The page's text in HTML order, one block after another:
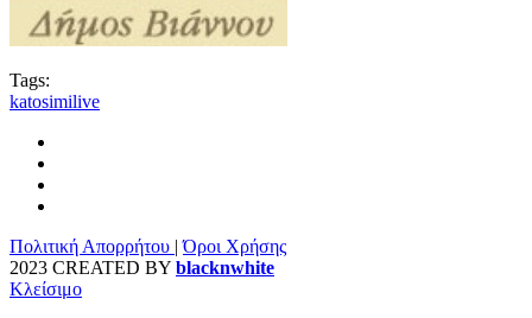
Tags:
katosimilive
Πολιτική Απορρήτου |Όροι Χρήσης
2023 CREATED BY blacknwhite
Κλείσιμο